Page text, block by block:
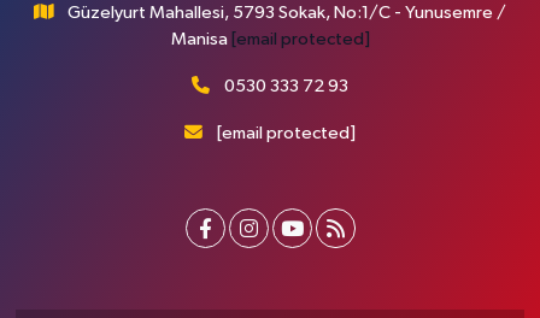
Güzelyurt Mahallesi, 5793 Sokak, No:1/C - Yunusemre /
Manisa [email protected]
0530 333 72 93
[email protected]